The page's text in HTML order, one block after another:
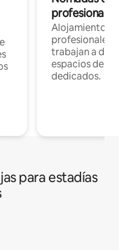
Alojamientos
profesionales
trabajan a
espacios de
dedicados.
para estadías